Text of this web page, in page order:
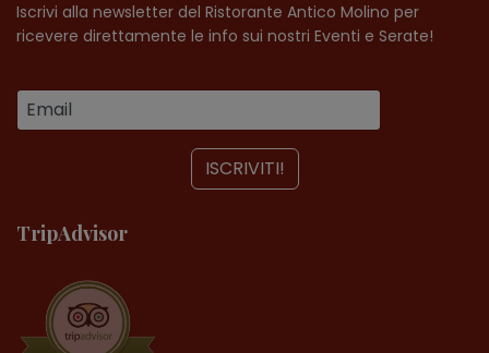
Iscrivi alla newsletter del Ristorante Antico Molino per
ricevere direttamente le info sui nostri Eventi e Serate!
TripAdvisor